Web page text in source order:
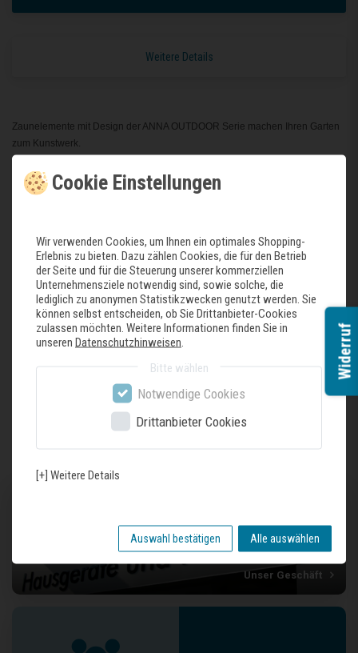
Weitere Details
Zaunelemente mit Design der ANNA OUTDOOR Serie machen Ihren Garten
zum Kunstwerk.
Erhältlich sind die Zaunelement in verschiedenen Motiven.
Standardmotive wie z.B. Blumenmuster, Gräser, Bäume, Buddha uvm.
Natürlich können die Motive auch dirket von Ihnen gestaltet werden wie zum
Gegen Mehrpreis können Sie Ihr eigenes Design erstellen 131,-€ extra.
TWA12002C
120Bx180Hcm
Dicke 3cm
2mm Blech
Zuletzt gesehene Produkte
Unser Geschäft
Cookie Einstellungen
Wir verwenden Cookies, um Ihnen ein optimales Shopping-
Erlebnis zu bieten. Dazu zählen Cookies, die für den Betrieb
der Seite und für die Steuerung unserer kommerziellen
Unternehmensziele notwendig sind, sowie solche, die
lediglich zu anonymen Statistikzwecken genutzt werden. Sie
können selbst entscheiden, ob Sie Drittanbieter-Cookies
zulassen möchten. Weitere Informationen finden Sie in
unseren Datenschutzhinweisen
Bitte wählen
Notwendige Cookies
Drittanbieter Cookies
[+] Weitere Details
Auswahl bestätigen Alle auswählen
Widerruf